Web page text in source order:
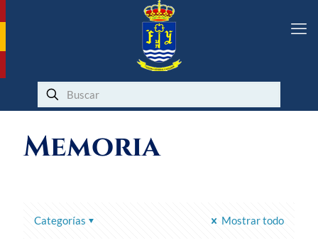
Memoria
Categorías Mostrar todo